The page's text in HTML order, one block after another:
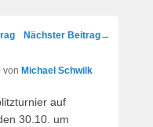
Nächster Beitrag→
von Michael Schwilk
auf
30.10. um